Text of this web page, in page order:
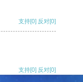
支持[0] 反对[0]
支持[0] 反对[0]